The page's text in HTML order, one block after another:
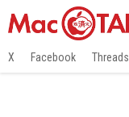
X Facebook Threads